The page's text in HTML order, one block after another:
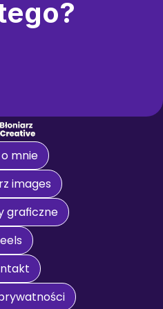
mnie
images
graficzne